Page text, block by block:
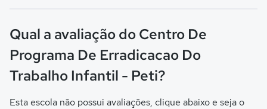
Qual a avaliação do Centro De
Programa De Erradicacao Do
Trabalho Infantil - Peti?
Esta escola não possui avaliações, clique abaixo e seja o